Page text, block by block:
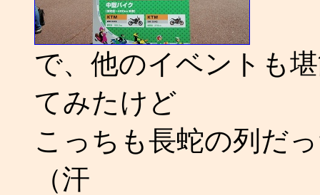
で、他のイベントも
てみたけど
こっちも長蛇の列だ
（汗